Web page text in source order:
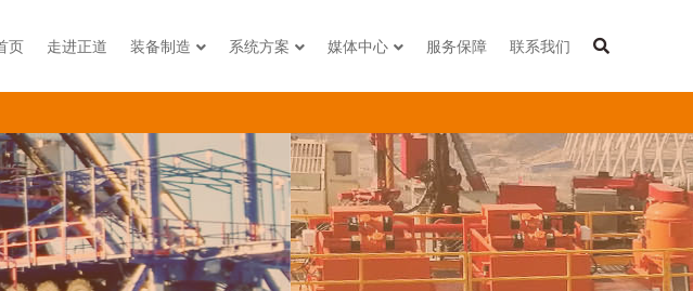
页 走进正道 装备制造 系统方案 媒体中心 服务保障 联系我们
行业应用
石油钻井/煤层气钻井/页岩气钻井/水平定向钻/盾构顶管工程